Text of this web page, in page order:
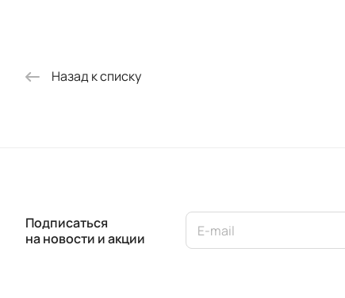
Назад к списку
Подписаться
на новости и акции